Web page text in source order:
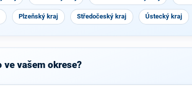
Plzeňský kraj Středočeský kraj Ústecký kraj
vašem okrese?